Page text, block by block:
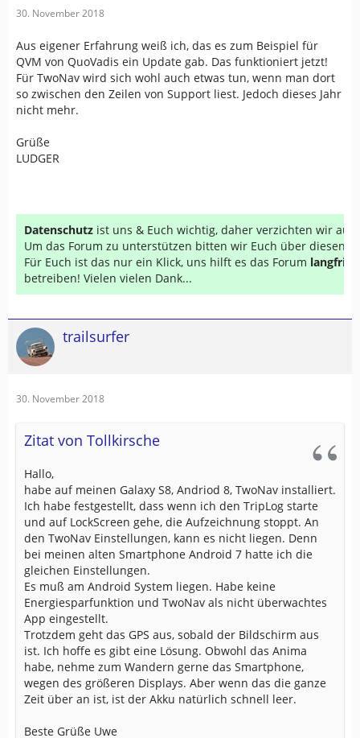
30. November 2018
Aus eigener Erfahrung weiß ich, das es zum Beispiel für
QVM von QuoVadis ein Update gab. Das funktioniert jetzt!
Für TwoNav wird sich wohl auch etwas tun, wenn man dort
so zwischen den Zeilen von Support liest. Jedoch dieses Jahr
nicht mehr.
Grüße
LUDGER
Datenschutz ist uns & Euch wichtig, daher verzichten wir auf
Um das Forum zu unterstützen bitten wir Euch über diesen
Für Euch ist das nur ein Klick, uns hilft es das Forum
betreiben! Vielen vielen Dank...
trailsurfer
30. November 2018
Zitat von Tollkirsche
Hallo,
habe auf meinen Galaxy S8, Andriod 8, TwoNav installiert.
Ich habe festgestellt, dass wenn ich den TripLog starte
und auf LockScreen gehe, die Aufzeichnung stoppt. An
den TwoNav Einstellungen, kann es nicht liegen. Denn
bei meinen alten Smartphone Android 7 hatte ich die
gleichen Einstellungen.
Es muß am Android System liegen. Habe keine
Energiesparfunktion und TwoNav als nicht überwachtes
App eingestellt.
Trotzdem geht das GPS aus, sobald der Bildschirm aus
ist. Ich hoffe es gibt eine Lösung. Obwohl das Anima
habe, nehme zum Wandern gerne das Smartphone,
wegen des größeren Displays. Aber wenn das die ganze
Zeit über an ist, ist der Akku natürlich schnell leer.
Beste Grüße Uwe